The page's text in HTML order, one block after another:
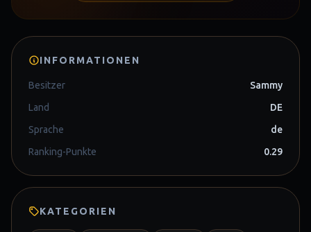
INFORMATIONEN
Besitzer
Sammy
Land
DE
Sprache
de
Ranking-Punkte
0.29
KATEGORIEN